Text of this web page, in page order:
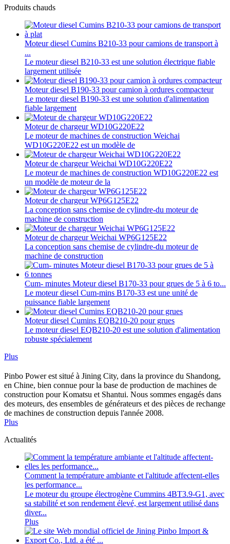
Produits chauds
Moteur diesel Cumins B210-33 pour camions de transport à
...
Le moteur diesel B210-33 est une solution électrique fiable
largement utilisée
Moteur diesel B190-33 pour camion à ordures compacteur
Le moteur diesel B190-33 est une solution d'alimentation
fiable largement
Moteur de chargeur WD10G220E22
Le moteur de machines de construction Weichai
WD10G220E22 est un modèle de
Moteur de chargeur Weichai WD10G220E22
Le moteur de machines de construction WD10G220E22 est
un modèle de moteur de la
Moteur de chargeur WP6G125E22
La conception sans chemise de cylindre-du moteur de
machine de construction
Moteur de chargeur Weichai WP6G125E22
La conception sans chemise de cylindre-du moteur de
machine de construction
Cum- minutes Moteur diesel B170-33 pour grues de 5 à 6 to...
Le moteur diesel Cum-mins B170-33 est une unité de
puissance fiable largement
Moteur diesel Cumins EQB210-20 pour grues
Le moteur diesel EQB210-20 est une solution d'alimentation
robuste spécialement
Plus
Pinbo Power est situé à Jining City, dans la province du Shandong,
en Chine, bien connue pour la base de production de machines de
construction pour Komatsu et Shantui. Nous sommes engagés dans
des moteurs, des ensembles de générateurs et des pièces de rechange
de machines de construction depuis l'année 2008.
Plus
Actualités
Comment la température ambiante et l'altitude affectent-elles
les performance...
Le moteur du groupe électrogène Cummins 4BT3.9-G1, avec
sa stabilité et son rendement élevé, est largement utilisé dans
diver...
Plus